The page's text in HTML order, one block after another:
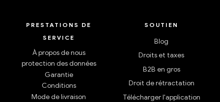
PRESTATIONS DE
SERVICE
À propos de nous
protection des données
Garantie
Conditions
Mode de livraison
SOUTIEN
Blog
Droits et taxes
B2B en gros
Droit de rétractation
Télécharger l'application